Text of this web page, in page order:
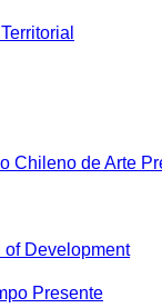
Chileno de Arte
of Development
Presente